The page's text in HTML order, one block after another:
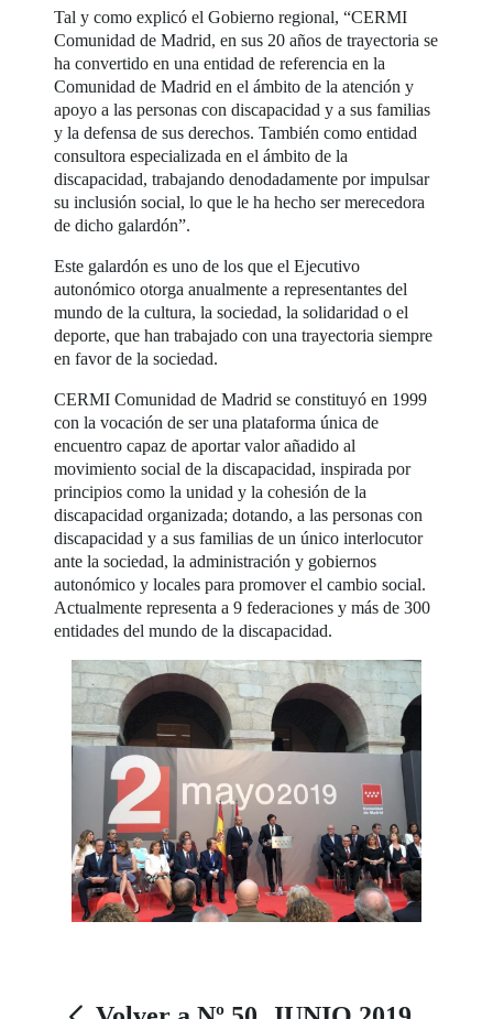
Tal y como explicó el Gobierno regional, “CERMI
Comunidad de Madrid, en sus 20 años de trayectoria se
ha convertido en una entidad de referencia en la
Comunidad de Madrid en el ámbito de la atención y
apoyo a las personas con discapacidad y a sus familias
y la defensa de sus derechos. También como entidad
consultora especializada en el ámbito de la
discapacidad, trabajando denodadamente por impulsar
su inclusión social, lo que le ha hecho ser merecedora
de dicho galardón”.
Este galardón es uno de los que el Ejecutivo
autonómico otorga anualmente a representantes del
mundo de la cultura, la sociedad, la solidaridad o el
deporte, que han trabajado con una trayectoria siempre
en favor de la sociedad.
CERMI Comunidad de Madrid se constituyó en 1999
con la vocación de ser una plataforma única de
encuentro capaz de aportar valor añadido al
movimiento social de la discapacidad, inspirada por
principios como la unidad y la cohesión de la
discapacidad organizada; dotando, a las personas con
discapacidad y a sus familias de un único interlocutor
ante la sociedad, la administración y gobiernos
autonómico y locales para promover el cambio social.
Actualmente representa a 9 federaciones y más de 300
entidades del mundo de la discapacidad.